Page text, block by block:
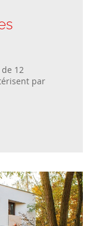
de 12
par